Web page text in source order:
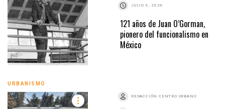
JULIO 6, 2026
121 años de Juan O’Gorman,
pionero del funcionalismo en
México
URBANISMO
REDACCIÓN CENTRO URBANO